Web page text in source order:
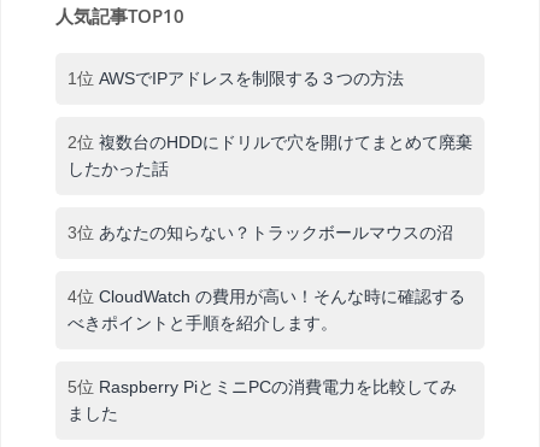
人気記事TOP10
1位 AWSでIPアドレスを制限する３つの方法
2位 複数台のHDDにドリルで穴を開けてまとめて廃棄
したかった話
3位 あなたの知らない？トラックボールマウスの沼
4位 CloudWatch の費用が高い！そんな時に確認する
べきポイントと手順を紹介します。
5位 Raspberry PiとミニPCの消費電力を比較してみ
ました